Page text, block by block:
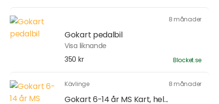
8 månader
Gokart pedalbil
Visa liknande
350 kr
Blocket.se
Kävlinge 8 månader
Gokart 6-14 år MS Kart, hel...